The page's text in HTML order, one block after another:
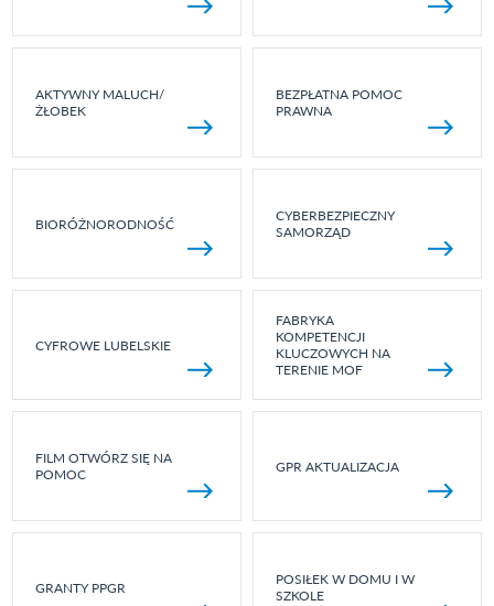
AKTYWNY MALUCH/
ŻŁOBEK
BEZPŁATNA POMOC
PRAWNA
BIORÓŻNORODNOŚĆ
CYBERBEZPIECZNY
SAMORZĄD
CYFROWE LUBELSKIE
FABRYKA
KOMPETENCJI
KLUCZOWYCH NA
TERENIE MOF
FILM OTWÓRZ SIĘ NA
POMOC
GPR AKTUALIZACJA
GRANTY PPGR
POSIŁEK W DOMU I W
SZKOLE